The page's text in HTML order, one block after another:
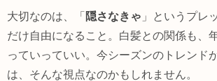
大切なのは、「 隠さなきゃ 」というプレ
だけ自由になること。白髪との関係も、
っていっていい。今シーズンのトレンド
は、そんな視点なのかもしれません。